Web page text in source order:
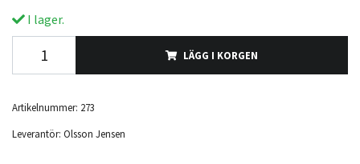
I lager.
LÄGG I KORGEN
Artikelnummer: 273
Leverantör: Olsson Jensen